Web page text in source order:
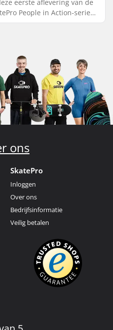
eerste aflevering van de
People in Action-serie
je het ongelooflijke
ons
SkatePro
Inloggen
Over ons
Bedrijfsinformatie
Veilig betalen